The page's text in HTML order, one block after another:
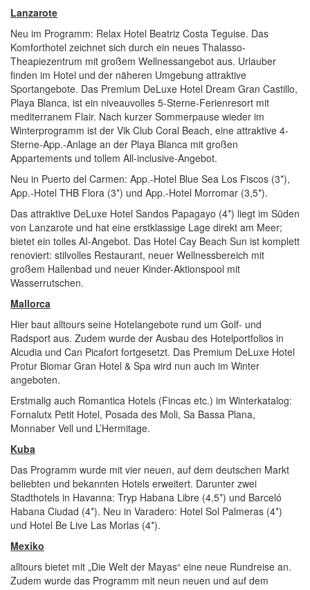
Lanzarote
Neu im Programm: Relax Hotel Beatriz Costa Teguise. Das
Komforthotel zeichnet sich durch ein neues Thalasso-
Theapiezentrum mit großem Wellnessangebot aus. Urlauber
finden im Hotel und der näheren Umgebung attraktive
Sportangebote. Das Premium DeLuxe Hotel Dream Gran Castillo,
Playa Blanca, ist ein niveauvolles 5-Sterne-Ferienresort mit
mediterranem Flair. Nach kurzer Sommerpause wieder im
Winterprogramm ist der Vik Club Coral Beach, eine attraktive 4-
Sterne-App.-Anlage an der Playa Blanca mit großen
Appartements und tollem All-inclusive-Angebot.
Neu in Puerto del Carmen: App.-Hotel Blue Sea Los Fiscos (3*),
App.-Hotel THB Flora (3*) und App.-Hotel Morromar (3,5*).
Das attraktive DeLuxe Hotel Sandos Papagayo (4*) liegt im Süden
von Lanzarote und hat eine erstklassige Lage direkt am Meer;
bietet ein tolles AI-Angebot. Das Hotel Cay Beach Sun ist komplett
renoviert: stilvolles Restaurant, neuer Wellnessbereich mit
großem Hallenbad und neuer Kinder-Aktionspool mit
Wasserrutschen.
Mallorca
Hier baut alltours seine Hotelangebote rund um Golf- und
Radsport aus. Zudem wurde der Ausbau des Hotelportfolios in
Alcudia und Can Picafort fortgesetzt. Das Premium DeLuxe Hotel
Protur Biomar Gran Hotel & Spa wird nun auch im Winter
angeboten.
Erstmalig auch Romantica Hotels (Fincas etc.) im Winterkatalog:
Fornalutx Petit Hotel, Posada des Moli, Sa Bassa Plana,
Monnaber Vell und L’Hermitage.
Kuba
Das Programm wurde mit vier neuen, auf dem deutschen Markt
beliebten und bekannten Hotels erweitert. Darunter zwei
Stadthotels in Havanna: Tryp Habana Libre (4,5*) und Barceló
Habana Ciudad (4*). Neu in Varadero: Hotel Sol Palmeras (4*)
und Hotel Be Live Las Morlas (4*).
Mexiko
alltours bietet mit „Die Welt der Mayas“ eine neue Rundreise an.
Zudem wurde das Programm mit neun neuen und auf dem